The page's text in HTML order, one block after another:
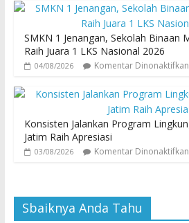
SMKN 1 Jenangan, Sekolah Binaan
Raih Juara 1 LKS Nasional 2026
04/08/2026 Komentar Dinonaktifkan
Konsisten Jalankan Program
Jatim Raih Apresiasi
03/08/2026 Komentar Dinonaktifkan
Sbaiknya Anda Tahu